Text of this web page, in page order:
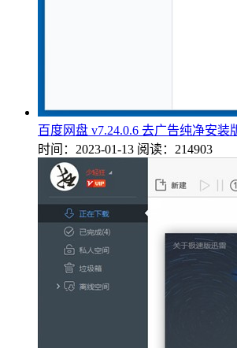
百度网盘 v7.24.0.6 去广告纯净安装
时间：2023-01-13 阅读：214903